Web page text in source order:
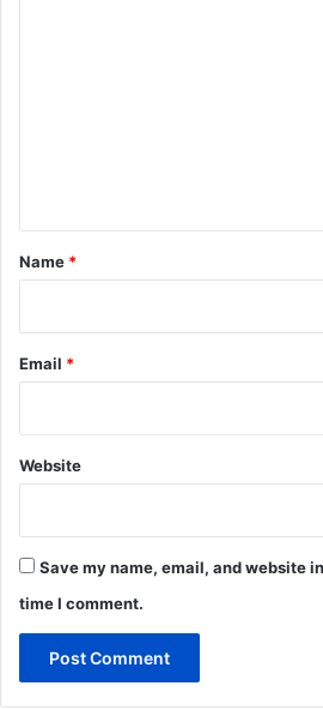
*
Name *
Email *
Website
Save my name, email, and website
time I comment.